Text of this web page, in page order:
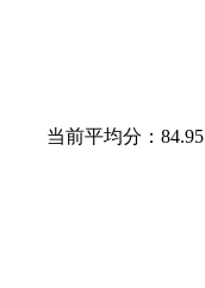
当前平均分： 84.95